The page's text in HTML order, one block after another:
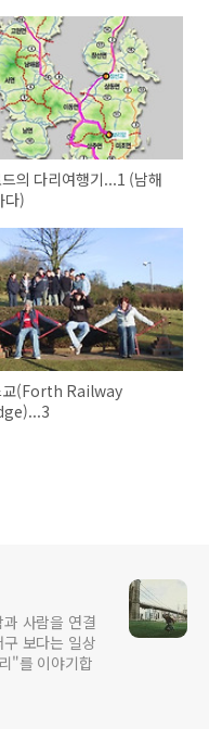
의 다리여행기...1 (남해
다)
교(Forth Railway
사람을 연결
보다는 일상
"를 이야기합